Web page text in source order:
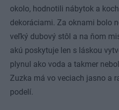
okolo, hodnotili nábytok a
dekoráciami. Za oknami bolo
veľký dubový stôl a na ňom
akú poskytuje len s láskou
plynul ako voda a takmer
Zuzka má vo veciach jasno a
podelí.